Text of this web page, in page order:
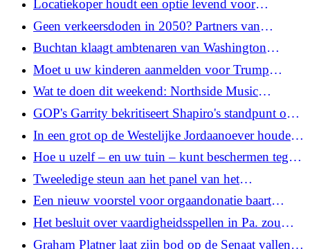
hem neer
Locatiekoper houdt een optie levend voor
theatergroepen uit Pittsburgh
Geen verkeersdoden in 2050? Partners van
Allegheny County benoemen tien wegen voor
oplossingen
Buchtan klaagt ambtenaren van Washington
County aan nadat hij de uitdaging van de Senaat
aan Bartolotta heeft verloren
Moet u uw kinderen aanmelden voor Trump
Accounts? Vier dingen om te overwegen
Wat te doen dit weekend: Northside Music
Festival, fotografie-expositie 'On Assignment'
GOP's Garrity bekritiseert Shapiro's standpunt over
datacenters en benadrukt lokale controle
In een grot op de Westelijke Jordaanoever houden
Israëli's en Palestijnen een ongewone lunch
Hoe u uzelf – en uw tuin – kunt beschermen tegen
teken tijdens een van de slechtste seizoenen in tien
jaar
Tweeledige steun aan het panel van het
Amerikaanse Huis van Afgevaardigden voor
onderzoek naar private equity in de jeugdsport
Een nieuw voorstel voor orgaandonatie baart
zorgen
Het besluit over vaardigheidsspellen in Pa. zou
arcadespellen kunnen verbieden zonder wettelijke
Graham Platner laat zijn bod op de Senaat vallen